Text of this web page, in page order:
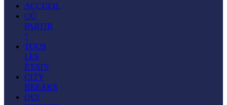
ACCUEIL
OÙ
PARTIR
?
TOUS
LES
ÉTATS
CITY
BREAKS
QUI